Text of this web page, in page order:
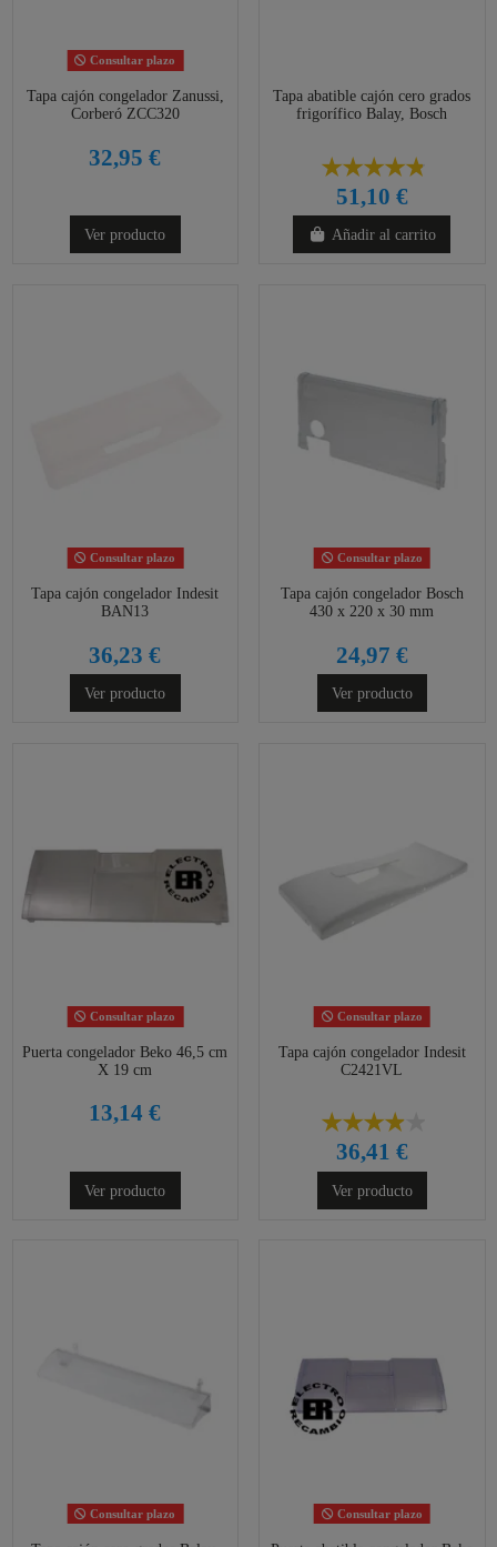
Consultar plazo
Tapa cajón congelador Zanussi,
Corberó ZCC320
32,95 €
Ver producto
Tapa abatible cajón cero grados
frigorífico Balay, Bosch
51,10 €
Añadir al carrito
Consultar plazo
Tapa cajón congelador Indesit
BAN13
36,23 €
Ver producto
Consultar plazo
Tapa cajón congelador Bosch
430 x 220 x 30 mm
24,97 €
Ver producto
Consultar plazo
Puerta congelador Beko 46,5 cm
X 19 cm
13,14 €
Ver producto
Consultar plazo
Tapa cajón congelador Indesit
C2421VL
36,41 €
Ver producto
Consultar plazo Consultar plazo